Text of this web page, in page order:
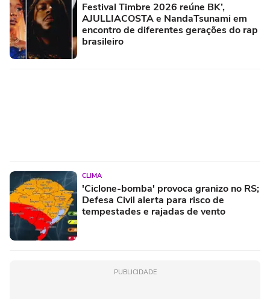
Festival Timbre 2026 reúne BK’,
AJULLIACOSTA e NandaTsunami em
encontro de diferentes gerações do rap
brasileiro
CLIMA
'Ciclone-bomba' provoca granizo no RS;
Defesa Civil alerta para risco de
tempestades e rajadas de vento
PUBLICIDADE